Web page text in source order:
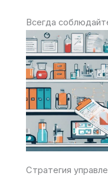
Всегда
Стратегия